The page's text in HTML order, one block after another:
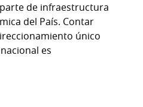
de infraestructura
del País. Contar
único
es